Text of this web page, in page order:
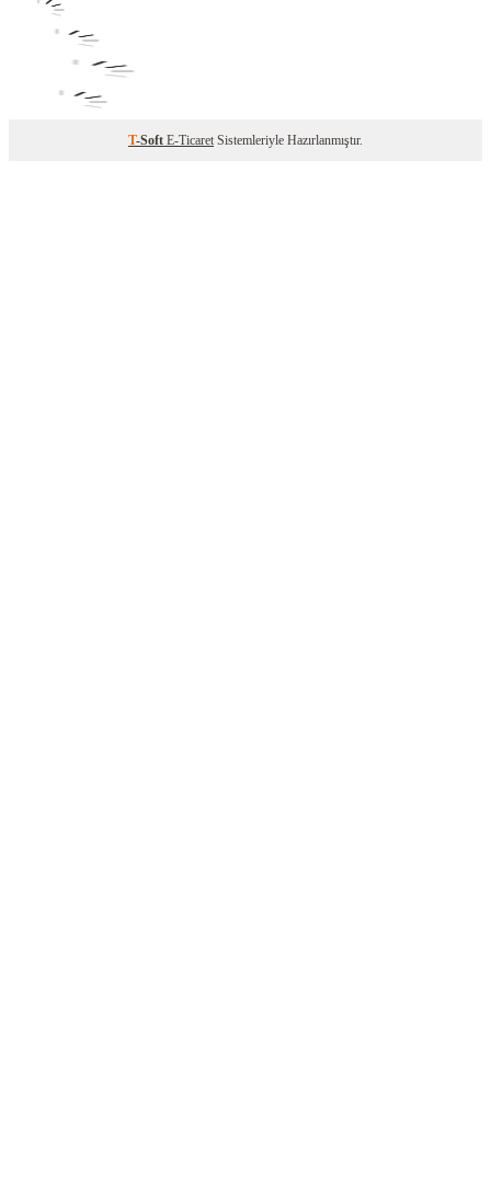
T-Soft E-Ticaret Sistemleriyle Hazırlanmıştır.